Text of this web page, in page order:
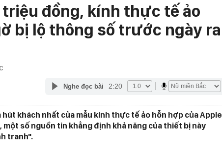
triệu đồng, kính thực tế ảo
bị lộ thông số trước ngày ra
Nghe đọc bài 2:20
hút khách nhất của mẫu kính thực tế ảo hỗn hợp của Apple
số nguồn tin khẳng định khả năng của thiết bị này
tranh".